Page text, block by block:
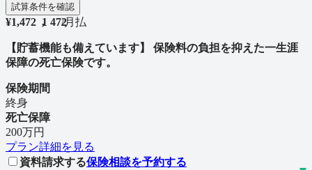
試算条件を確認
¥1,472 1
, 472
/月払
【貯蓄機能も備えています】 保険料の負担を抑えた一生涯
保障の死亡保険です。
保険期間
終身
死亡保障
200万円
プラン詳細を見る
資料請求する保険相談を予約する